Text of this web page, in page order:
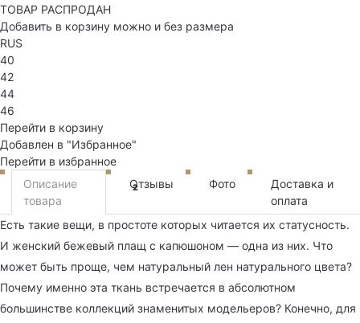
ТОВАР РАСПРОДАН
Добавить в корзину можно и без размера
RUS
40
42
44
46
Перейти в корзину
Добавлен в "Избранное"
Перейти в избранное
Описание
товара
Отзывы
2 Фото
Доставка и
оплата
Есть такие вещи, в простоте которых читается их статусность.
И женский бежевый плащ с капюшоном — одна из них. Что
может быть проще, чем натуральный лен натурального цвета?
Почему именно эта ткань встречается в абсолютном
большинстве коллекций знаменитых модельеров? Конечно, для